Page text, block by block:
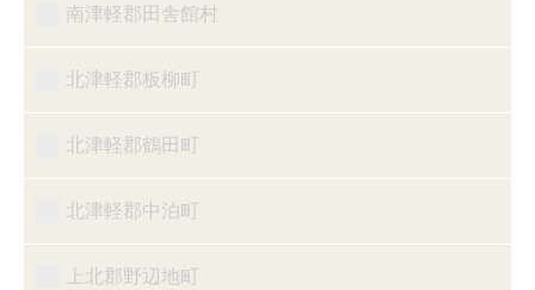
南津軽郡田舎館村
北津軽郡板柳町
北津軽郡鶴田町
北津軽郡中泊町
上北郡野辺地町